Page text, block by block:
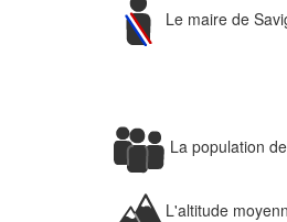
Le maire de
La population
L'altitude